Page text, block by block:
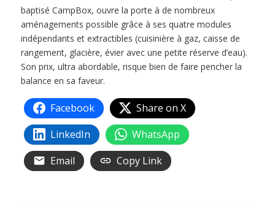
baptisé CampBox, ouvre la porte à de nombreux
aménagements possible grâce à ses quatre modules
indépendants et extractibles (cuisinière à gaz, caisse de
rangement, glacière, évier avec une petite réserve d’eau).
Son prix, ultra abordable, risque bien de faire pencher la
balance en sa faveur.
Facebook
Share on X
LinkedIn
WhatsApp
Email
Copy Link